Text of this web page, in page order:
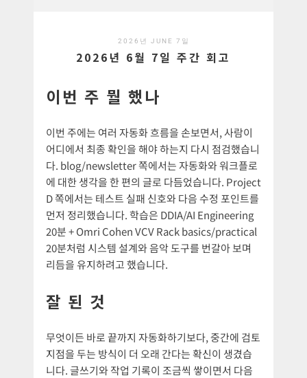
2026년 JUNE 7일
2026년 6월 7일 주간 회고
이번 주 뭘 했나
이번 주에는 여러 자동화 흐름을 손보면서, 사람이
어디에서 최종 확인을 해야 하는지 다시 점검했습니
다. blog/newsletter 쪽에서는 자동화와 워크플로
에 대한 생각을 한 편의 글로 다듬었습니다. Project
D 쪽에서는 테스트 실패 신호와 다음 수정 포인트를
먼저 정리했습니다. 학습은 DDIA/AI Engineering
20분 + Omri Cohen VCV Rack basics/practical
20분처럼 시스템 설계와 음악 도구를 번갈아 보며
리듬을 유지하려고 했습니다.
잘 된 것
무엇이든 바로 끝까지 자동화하기보다, 중간에 검토
지점을 두는 방식이 더 오래 간다는 확신이 생겼습
니다. 글쓰기와 작업 기록이 조금씩 쌓이면서 다음